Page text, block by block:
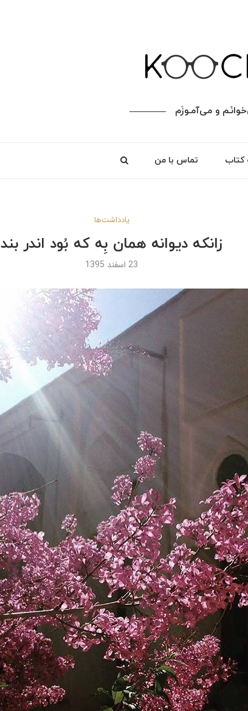
و می‌آمـوزَم
کتاب تماس با من
یادداشت‌ها
زانکه دیوانه همان بِه که بُود اندر بند
23 اسفند 1395